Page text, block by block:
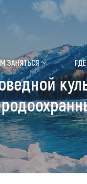
Где
Объекты
Объекты
Объекты
Топ
ЗАНЯТЬСЯ